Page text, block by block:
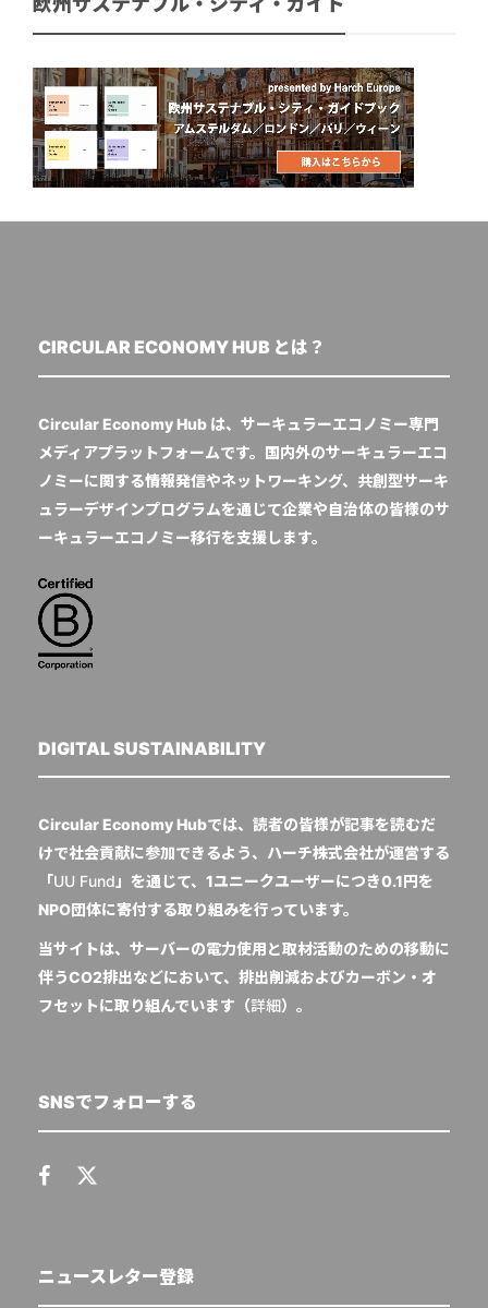
CIRCULAR ECONOMY HUB とは？
Circular Economy Hub は、サーキュラーエコノミー専門
メディアプラットフォームです。国内外のサーキュラーエコ
ノミーに関する情報発信やネットワーキング、共創型サーキ
ュラーデザインプログラムを通じて企業や自治体の皆様のサ
ーキュラーエコノミー移行を支援します。
DIGITAL SUSTAINABILITY
Circular Economy Hubでは、読者の皆様が記事を読むだ
けで社会貢献に参加できるよう、ハーチ株式会社が運営する
「UU Fund 」を通じて、1ユニークユーザーにつき0.1円を
NPO団体に寄付する取り組みを行っています。
当サイトは、サーバーの電力使用と取材活動のための移動に
伴うCO2排出などにおいて、排出削減およびカーボン・オ
フセットに取り組んでいます（詳細）。
SNSでフォローする
ニュースレター登録